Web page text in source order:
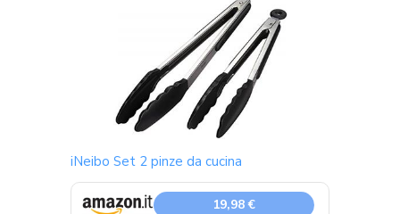
iNeibo Set 2 pinze da cucina
19,98 €